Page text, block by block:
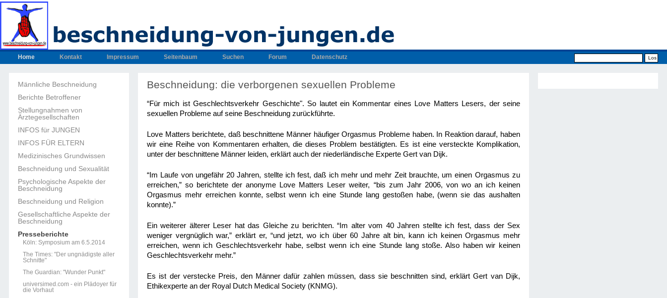
Home Kontakt Impressum Seitenbaum Suchen Forum Datenschutz
Männliche Beschneidung
Berichte Betroffener
Stellungnahmen von
Ärztegesellschaften
INFOS für JUNGEN
INFOS FÜR ELTERN
Medizinisches Grundwissen
Beschneidung und Sexualität
Psychologische Aspekte der
Beschneidung
Beschneidung und Religion
Gesellschaftliche Aspekte der
Beschneidung
Presseberichte
Köln: Symposium am 6.5.2014
The Times: "Der ungnädigste aller
Schnitte"
The Guardian: "Wunder Punkt"
universimed.com - ein Plädoyer für
die Vorhaut
Beschneidung: die verborgenen sexuellen Probleme
“Für mich ist Geschlechtsverkehr Geschichte". So lautet ein Kommentar eines Love Matters Lesers, der seine
sexuellen Probleme auf seine Beschneidung zurückführte.
Love Matters berichtete, daß beschnittene Männer häufiger Orgasmus Probleme haben. In Reaktion darauf, haben
wir eine Reihe von Kommentaren erhalten, die dieses Problem bestätigten. Es ist eine versteckte Komplikation,
unter der beschnittene Männer leiden, erklärt auch der niederländische Experte Gert van Dijk.
“Im Laufe von ungefähr 20 Jahren, stellte ich fest, daß ich mehr und mehr Zeit brauchte, um einen Orgasmus zu
erreichen,” so berichtete der anonyme Love Matters Leser weiter, “bis zum Jahr 2006, von wo an ich keinen
Orgasmus mehr erreichen konnte, selbst wenn ich eine Stunde lang gestoßen habe, (wenn sie das aushalten
konnte).”
Ein weiterer älterer Leser hat das Gleiche zu berichten. “Im alter vom 40 Jahren stellte ich fest, dass der Sex
weniger vergnüglich war,” erklärt er, “und jetzt, wo ich über 60 Jahre alt bin, kann ich keinen Orgasmus mehr
erreichen, wenn ich Geschlechtsverkehr habe, selbst wenn ich eine Stunde lang stoße. Also haben wir keinen
Geschlechtsverkehr mehr.”
Es ist der verstecke Preis, den Männer dafür zahlen müssen, dass sie beschnitten sind, erklärt Gert van Dijk,
Ethikexperte an der Royal Dutch Medical Society (KNMG).